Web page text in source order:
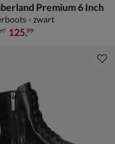
Premium 6 Inch
- zwart
€ 179,99 voor € 125,99
99 125,99